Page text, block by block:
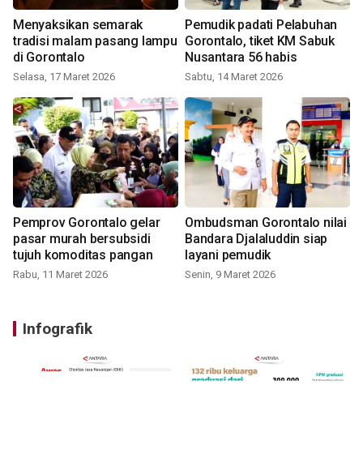
Menyaksikan semarak
tradisi malam pasang lampu
di Gorontalo
Selasa, 17 Maret 2026
Pemudik padati Pelabuhan
Gorontalo, tiket KM Sabuk
Nusantara 56 habis
Sabtu, 14 Maret 2026
Pemprov Gorontalo gelar
pasar murah bersubsidi
tujuh komoditas pangan
Rabu, 11 Maret 2026
Ombudsman Gorontalo nilai
Bandara Djalaluddin siap
layani pemudik
Senin, 9 Maret 2026
Infografik